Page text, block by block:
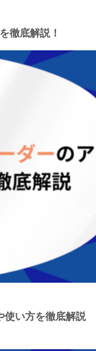
徹底解説！
使い方を徹底解説